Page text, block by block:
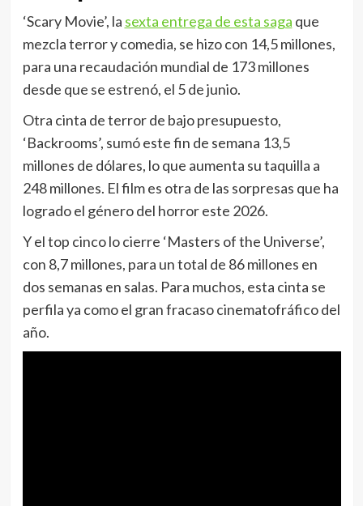
‘Scary Movie’, la sexta entrega de esta saga que
mezcla terror y comedia, se hizo con 14,5 millones,
para una recaudación mundial de 173 millones
desde que se estrenó, el 5 de junio.
Otra cinta de terror de bajo presupuesto,
‘Backrooms’, sumó este fin de semana 13,5
millones de dólares, lo que aumenta su taquilla a
248 millones. El film es otra de las sorpresas que ha
logrado el género del horror este 2026.
Y el top cinco lo cierre ‘Masters of the Universe’,
con 8,7 millones, para un total de 86 millones en
dos semanas en salas. Para muchos, esta cinta se
perfila ya como el gran fracaso cinematofráfico del
año.